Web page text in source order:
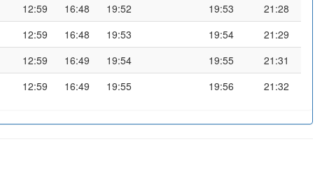
12:59 16:48 19:52 19:53
21:28
12:59 16:48 19:53 19:54
21:29
12:59 16:49 19:54 19:55
21:31
12:59 16:49 19:55 19:56 21:32